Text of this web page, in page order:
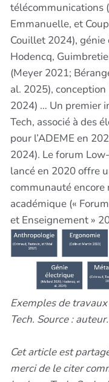
télécommunications
Emmanuelle, et
Couillet 2024),
Hodencq,
(Meyer 2021;
al. 2025),
2024) … Un premier
Tech, associé à des
pour l’ADEME en
2024). Le forum
lancé en 2020 offre
communauté encore
académique (« Forum
et Enseignement »
Exemples de
Tech. Source : auteur.
Cet article est
merci de le citer